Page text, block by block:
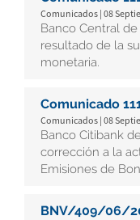
Comunicados | 08
Banco Central
resultado de la
monetaria.
Comunicado
Comunicados | 08
Banco Citibank
corrección a la
Emisiones de
BNV/409/06/